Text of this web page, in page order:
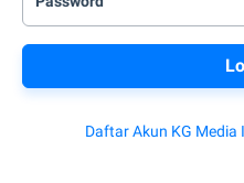
Daftar Akun KG Media